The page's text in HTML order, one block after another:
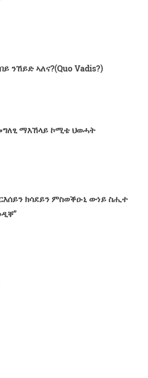
ንኸይድ ኣለና?(Quo Vadis?)
ማእኸላይ ኮሚቴ ህወሓት
ክሳደይን ምስወቕዑኒ ውነይ ስሒተ